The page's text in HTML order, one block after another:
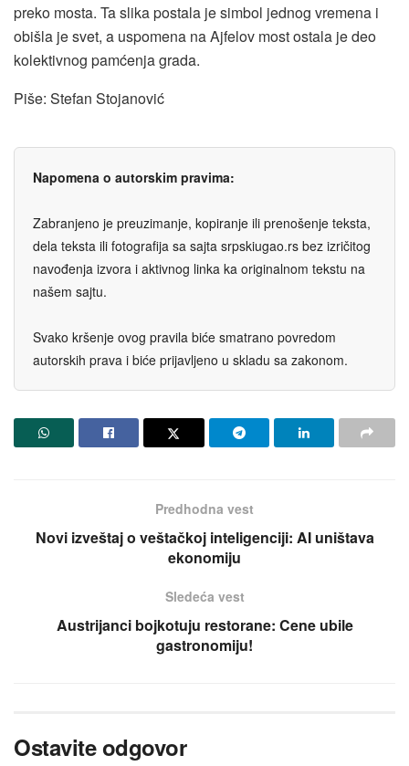
preko mosta. Ta slika postala je simbol jednog vremena i
obišla je svet, a uspomena na Ajfelov most ostala je deo
kolektivnog pamćenja grada.
Piše: Stefan Stojanović
Napomena o autorskim pravima:
Zabranjeno je preuzimanje, kopiranje ili prenošenje teksta,
dela teksta ili fotografija sa sajta srpskiugao.rs bez izričitog
navođenja izvora i aktivnog linka ka originalnom tekstu na
našem sajtu.
Svako kršenje ovog pravila biće smatrano povredom
autorskih prava i biće prijavljeno u skladu sa zakonom.
Predhodna vest
Novi izveštaj o veštačkoj inteligenciji: AI uništava
ekonomiju
Sledeća vest
Austrijanci bojkotuju restorane: Cene ubile
gastronomiju!
Ostavite odgovor